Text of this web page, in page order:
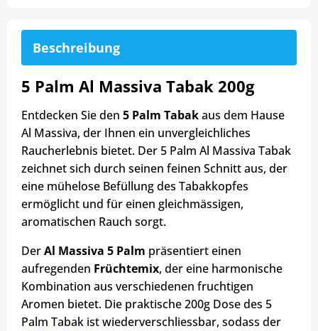
Beschreibung
5 Palm Al Massiva Tabak 200g
Entdecken Sie den 5 Palm Tabakaus dem Hause
Al Massiva, der Ihnen ein unvergleichliches
Raucherlebnis bietet. Der 5 Palm Al Massiva Tabak
zeichnet sich durch seinen feinen Schnitt aus, der
eine mühelose Befüllung des Tabakkopfes
ermöglicht und für einen gleichmässigen,
aromatischen Rauch sorgt.
DerAl Massiva 5 Palm präsentiert einen
aufregenden Früchtemix, der eine harmonische
Kombination aus verschiedenen fruchtigen
Aromen bietet. Die praktische 200g Dose des 5
Palm Tabak ist wiederverschliessbar, sodass der